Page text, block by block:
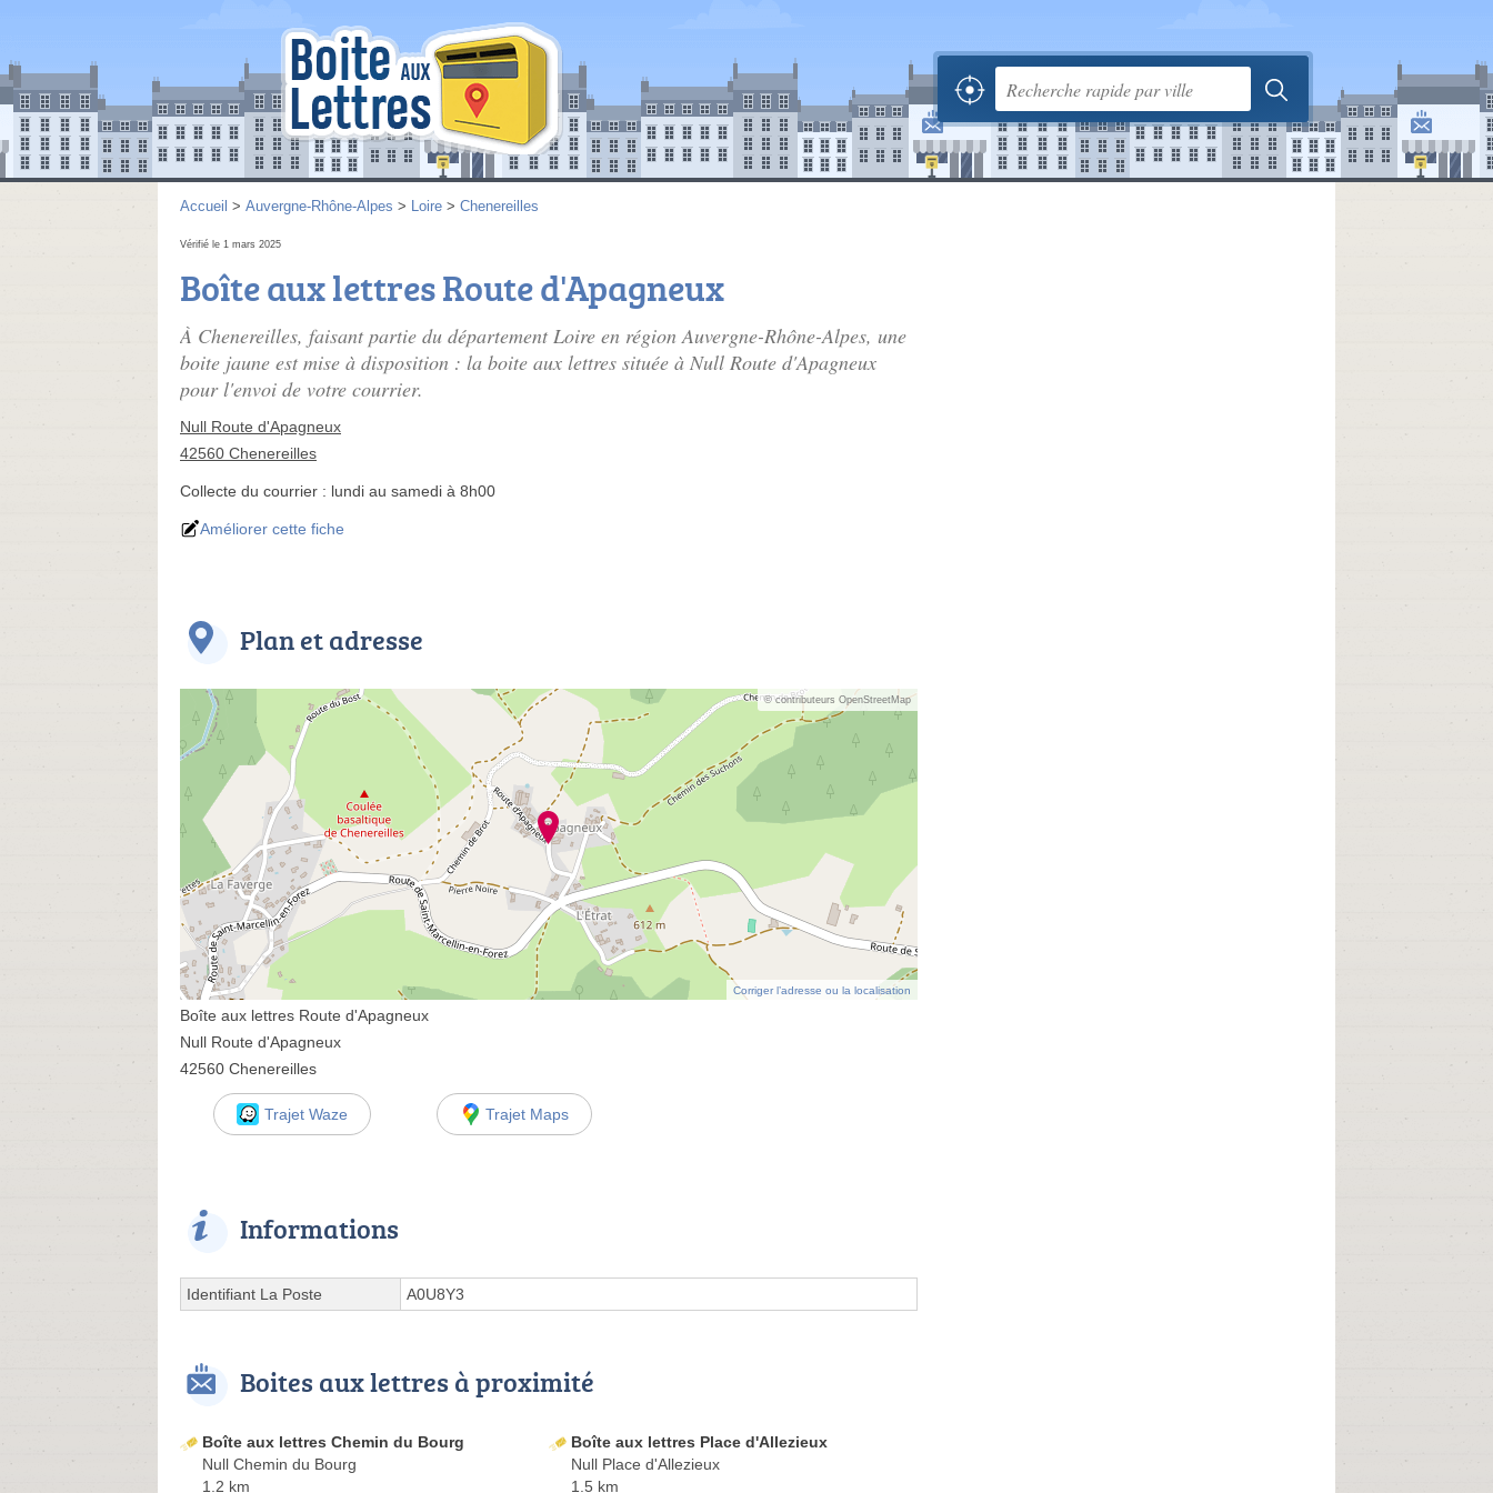
Accueil > Auvergne-Rhône-Alpes > Loire > Chenereilles
Vérifié le 1 mars 2025
Boîte aux lettres Route d'Apagneux
À Chenereilles, faisant partie du département Loire en région Auvergne-Rhône-Alpes, une
boite jaune est mise à disposition : la boite aux lettres située à Null Route d'Apagneux
pour l'envoi de votre courrier.
Null Route d'Apagneux
42560 Chenereilles
Collecte du courrier : lundi au samedi à 8h00
Améliorer cette fiche
Plan et adresse
© contributeurs OpenStreetMap
Corriger l’adresse ou la localisation
Boîte aux lettres Route d'Apagneux
Null Route d'Apagneux
42560 Chenereilles
Trajet Waze Trajet Maps
Informations
Identifiant La Poste A0U8Y3
Boites aux lettres à proximité
Boîte aux lettres Chemin du Bourg
Null Chemin du Bourg
1.2 km
Boîte aux lettres Place d'Allezieux
Null Place d'Allezieux
1.5 km